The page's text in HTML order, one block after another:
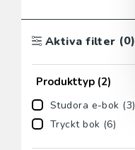
Aktiva filter (0)
Produkttyp (2)
Studora e-bok (3)
Tryckt bok (6)